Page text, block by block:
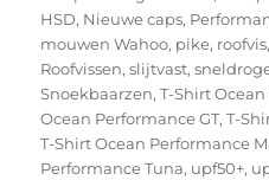
HSD, Nieuwe caps,
mouwen Wahoo, pike, roofvis,
Roofvissen,slijtvast,
Snoekbaarzen,T-Shirt
Ocean Performance GT,T-
T-Shirt Ocean Performance
Performance Tuna, upf50+,